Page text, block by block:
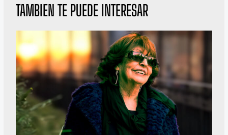
TAMBIEN TE PUEDE INTERESAR